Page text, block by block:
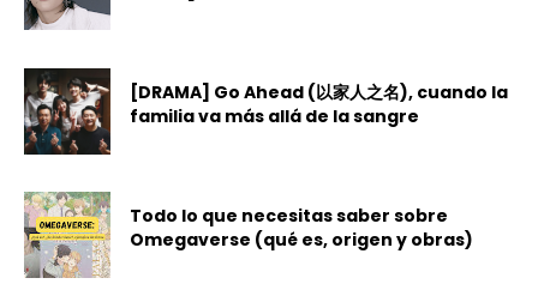
[DRAMA] Go Ahead (以家人之名), cuando la
familia va más allá de la sangre
Todo lo que necesitas saber sobre
Omegaverse (qué es, origen y obras)